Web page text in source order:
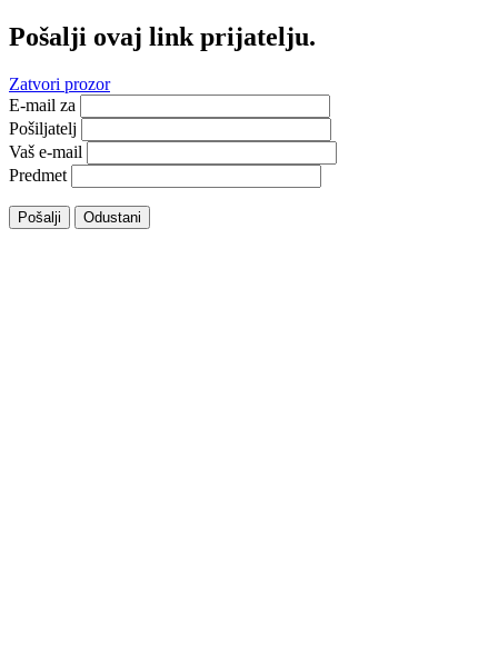
Pošalji ovaj link prijatelju.
Zatvori prozor
E-mail za
Pošiljatelj
Vaš e-mail
Predmet
Pošalji Odustani